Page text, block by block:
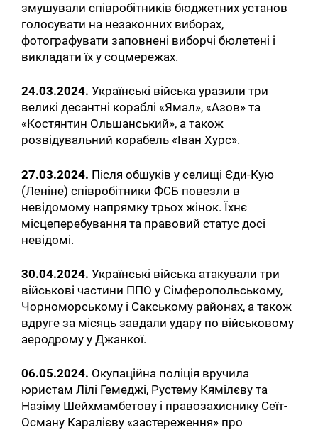
змушували співробітників бюджетних установ
голосувати на незаконних виборах,
фотографувати заповнені виборчі бюлетені і
викладати їх у соцмережах.
24.03.2024. Українські війська уразили три
великі десантні кораблі «Ямал», «Азов» та
«Костянтин Ольшанський», а також
розвідувальний корабель «Іван Хурс».
27.03.2024. Після обшуків у селищі Єди-Кую
(Леніне) співробітники ФСБ повезли в
невідомому напрямку трьох жінок. Їхнє
місцеперебування та правовий статус досі
невідомі.
30.04.2024. Українські війська атакували три
військові частини ППО у Сімферопольському,
Чорноморському і Сакському районах, а також
вдруге за місяць завдали удару по військовому
аеродрому у Джанкої.
06.05.2024. Окупаційна поліція вручила
юристам Лілі Гемеджі, Рустему Кямілєву та
Назіму Шейхмамбетову і правозахиснику Сеїт-
Осману Каралієву «застереження» про